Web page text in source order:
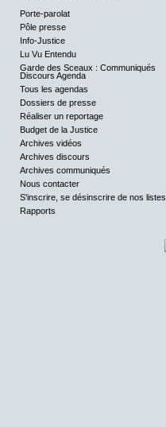
Porte-parolat
Pôle presse
Info-Justice
Lu Vu Entendu
Garde des Sceaux : Communiqués
Discours Agenda
Tous les agendas
Dossiers de presse
Réaliser un reportage
Budget de la Justice
Archives vidéos
Archives discours
Archives communiqués
Nous contacter
S'inscrire, se désinscrire de nos listes
Rapports